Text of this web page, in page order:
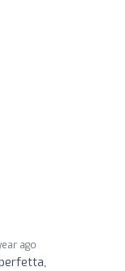
ago